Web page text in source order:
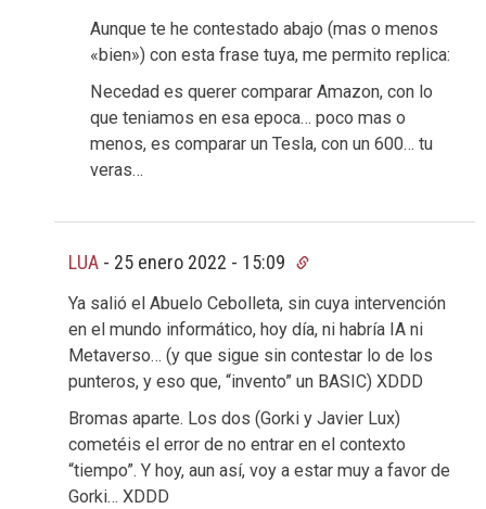
Aunque te he contestado abajo (mas o menos
«bien») con esta frase tuya, me permito replica:
Necedad es querer comparar Amazon, con lo
que teniamos en esa epoca… poco mas o
menos, es comparar un Tesla, con un 600… tu
veras…
LUA - 25 enero 2022 - 15:09
Ya salió el Abuelo Cebolleta, sin cuya intervención
en el mundo informático, hoy día, ni habría IA ni
Metaverso… (y que sigue sin contestar lo de los
punteros, y eso que, “invento” un BASIC) XDDD
Bromas aparte. Los dos (Gorki y Javier Lux)
cometéis el error de no entrar en el contexto
“tiempo”. Y hoy, aun así, voy a estar muy a favor de
Gorki… XDDD